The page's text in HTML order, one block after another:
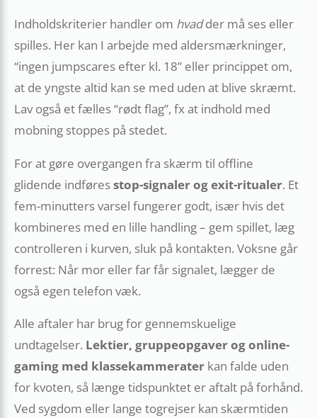
Indholdskriterier handler om hvadder må ses eller
spilles. Her kan I arbejde med aldersmærkninger,
“ingen jumpscares efter kl. 18” eller princippet om,
at de yngste altid kan se med uden at blive skræmt.
Lav også et fælles “rødt flag”, fx at indhold med
mobning stoppes på stedet.
For at gøre overgangen fra skærm til offline
glidende indføresstop-signaler og exit-ritualer. Et
fem-minutters varsel fungerer godt, især hvis det
kombineres med en lille handling – gem spillet, læg
controlleren i kurven, sluk på kontakten. Voksne går
forrest: Når mor eller far får signalet, lægger de
også egen telefon væk.
Alle aftaler har brug for gennem­skuelige
undtagelser. Lektier, gruppeopgaver og online-
gaming med klasse­kammerater kan falde uden
for kvoten, så længe tidspunktet er aftalt på forhånd.
Ved sygdom eller lange togrejser kan skærmtiden